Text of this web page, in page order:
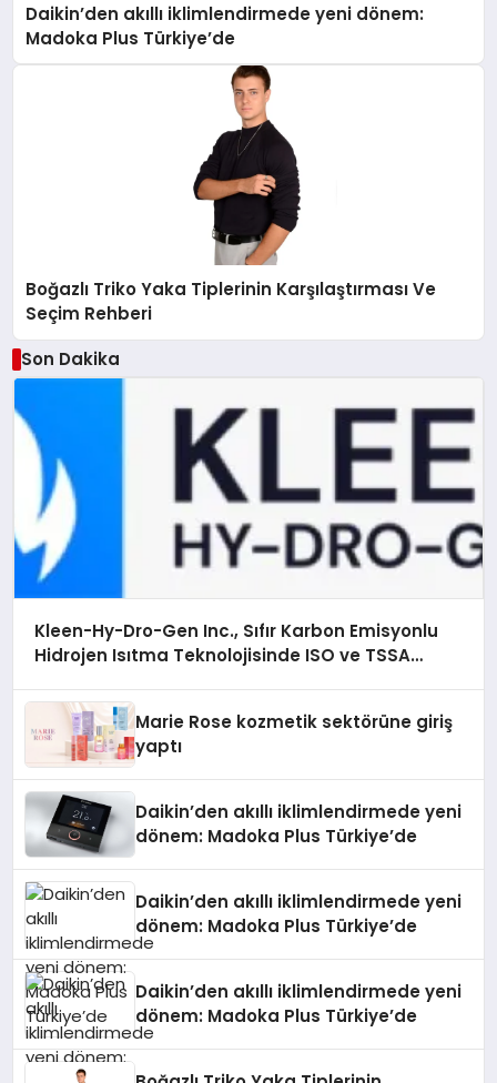
Daikin’den akıllı iklimlendirmede yeni dönem:
Madoka Plus Türkiye’de
Boğazlı Triko Yaka Tiplerinin Karşılaştırması Ve
Seçim Rehberi
Son Dakika
Kleen-Hy-Dro-Gen Inc., Sıfır Karbon Emisyonlu
Hidrojen Isıtma Teknolojisinde ISO ve TSSA
Marie Rose kozmetik sektörüne giriş
yaptı
Daikin’den akıllı iklimlendirmede yeni
dönem: Madoka Plus Türkiye’de
Daikin’den akıllı iklimlendirmede yeni
dönem: Madoka Plus Türkiye’de
Daikin’den akıllı iklimlendirmede yeni
dönem: Madoka Plus Türkiye’de